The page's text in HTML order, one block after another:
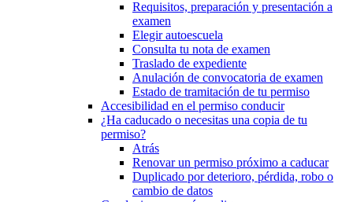
Requisitos, preparación y presentación a
examen
Elegir autoescuela
Consulta tu nota de examen
Traslado de expediente
Anulación de convocatoria de examen
Estado de tramitación de tu permiso
Accesibilidad en el permiso conducir
¿Ha caducado o necesitas una copia de tu
permiso?
Atrás
Renovar un permiso próximo a caducar
Duplicado por deterioro, pérdida, robo o
cambio de datos